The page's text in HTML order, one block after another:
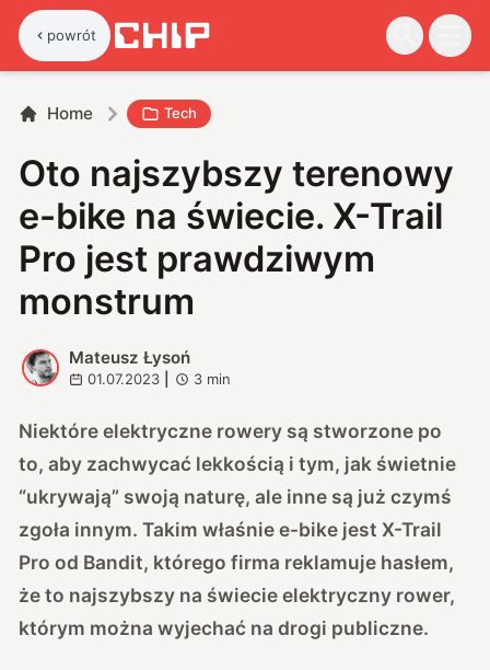
powrót
Home Tech
Oto najszybszy terenowy
e-bike na świecie. X-Trail
Pro jest prawdziwym
monstrum
M
Mateusz Łysoń
01.07.2023 3 min
Niektóre elektryczne rowery są stworzone po
to, aby zachwycać lekkością i tym, jak świetnie
“ukrywają” swoją naturę, ale inne są już czymś
zgoła innym. Takim właśnie e-bike jest X-Trail
Pro od Bandit, którego firma reklamuje hasłem,
że to najszybszy na świecie elektryczny rower,
którym można wyjechać na drogi publiczne.